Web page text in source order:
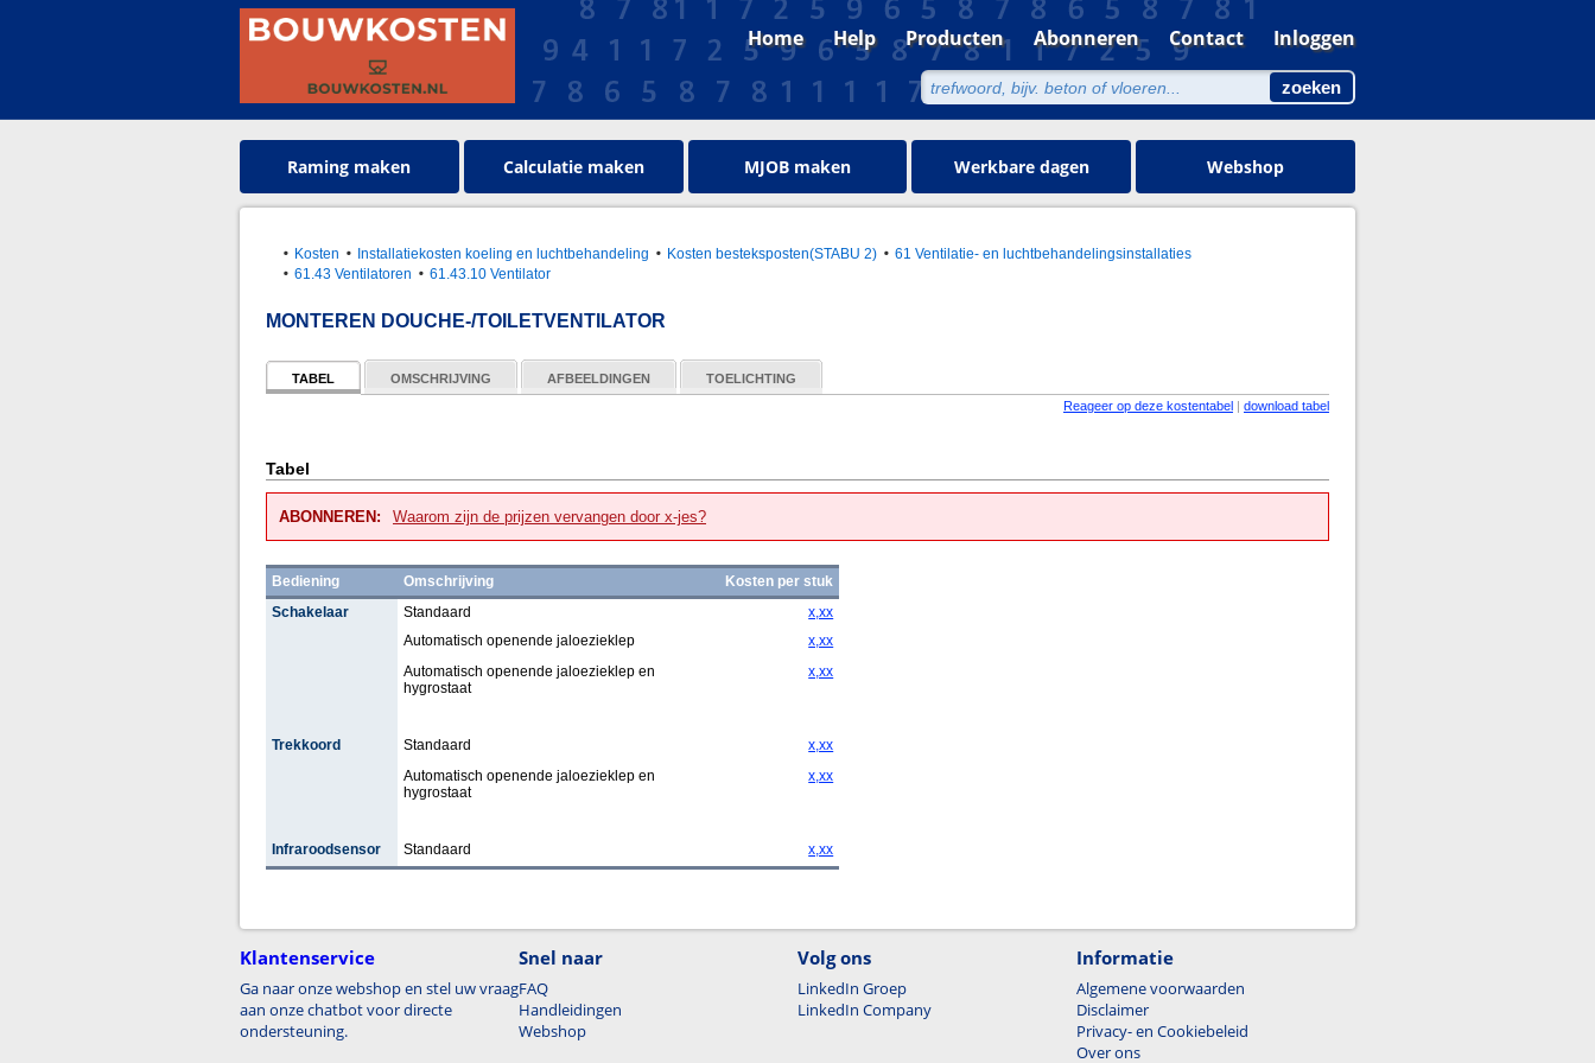
Home Help Producten Abonneren Contact Inloggen
Raming maken Calculatie maken MJOB maken Werkbare dagen Webshop
Kosten Installatiekosten koeling en luchtbehandeling Kosten besteksposten(STABU 2)
61 Ventilatie- en luchtbehandelingsinstallaties
61.43 Ventilatoren
61.43.10 Ventilator
MONTEREN DOUCHE-/TOILETVENTILATOR
TABEL OMSCHRIJVING AFBEELDINGEN
TOELICHTING
Reageer op deze kostentabel | download tabel
Tabel
ABONNEREN: Waarom zijn de prijzen vervangen door x-jes?
Bediening Omschrijving
Kosten per stuk
Schakelaar
Standaard
x,xx
Automatisch openende jaloezieklep
x,xx
Automatisch openende jaloezieklep en
hygrostaat
x,xx
Trekkoord Standaard
x,xx
Automatisch openende jaloezieklep en
hygrostaat
x,xx
Infraroodsensor Standaard x,xx
Klantenservice
Ga naar onze webshop en stel uw vraag
aan onze chatbot voor directe
ondersteuning.
Snel naar
FAQ
Handleidingen
Webshop
Volg ons
LinkedIn Groep
LinkedIn Company
Informatie
Algemene voorwaarden
Disclaimer
Privacy- en Cookiebeleid
Over ons